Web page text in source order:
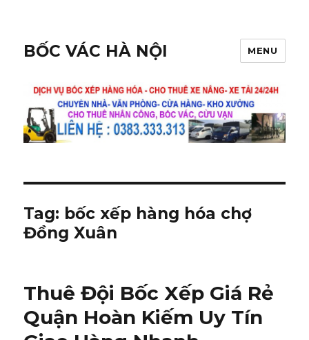
BỐC VÁC HÀ NỘI MENU
Tag: bốc xếp hàng hóa chợ
Đồng Xuân
Thuê Đội Bốc Xếp Giá Rẻ
Quận Hoàn Kiếm Uy Tín